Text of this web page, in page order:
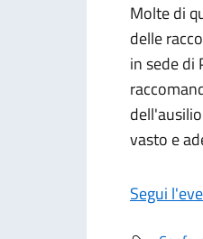
Molte di
delle
in sede di
vasto e
Segui